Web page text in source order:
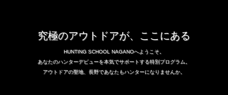
究極のアウトドアが、ここにある
HUNTING SCHOOL NAGANOへようこそ。
あなたのハンターデビューを本気でサポートする特別プログラム。
アウトドアの聖地、長野であなたもハンターになりませんか。